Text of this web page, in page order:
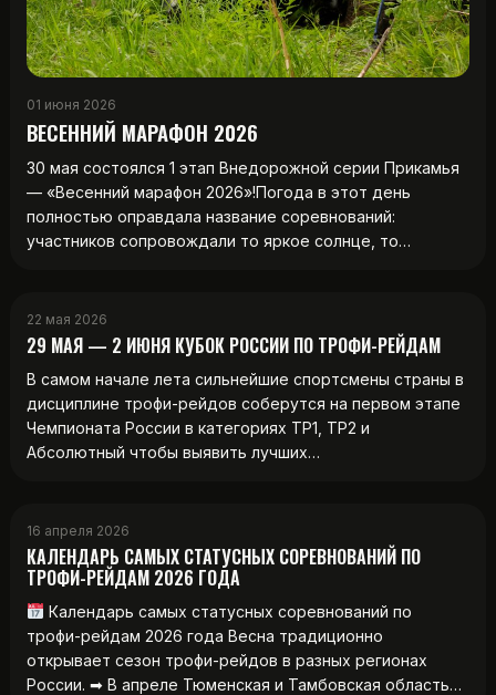
01 июня 2026
ВЕСЕННИЙ МАРАФОН 2026
30 мая состоялся 1 этап Внедорожной серии Прикамья
— «Весенний марафон 2026»!Погода в этот день
полностью оправдала название соревнований:
участников сопровождали то яркое солнце, то…
22 мая 2026
29 МАЯ — 2 ИЮНЯ КУБОК РОССИИ ПО ТРОФИ-РЕЙДАМ
В самом начале лета сильнейшие спортсмены страны в
дисциплине трофи-рейдов соберутся на первом этапе
Чемпионата России в категориях ТР1, ТР2 и
Абсолютный чтобы выявить лучших…
16 апреля 2026
КАЛЕНДАРЬ САМЫХ СТАТУСНЫХ СОРЕВНОВАНИЙ ПО
ТРОФИ-РЕЙДАМ 2026 ГОДА
Календарь самых статусных соревнований по
трофи-рейдам 2026 года Весна традиционно
открывает сезон трофи-рейдов в разных регионах
России. ➡ В апреле Тюменская и Тамбовская область…